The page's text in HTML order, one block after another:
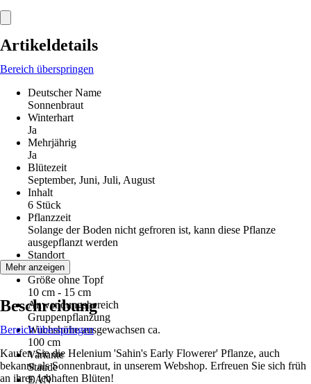
Artikeldetails
Bereich überspringen
Deutscher Name
Sonnenbraut
Winterhart
Ja
Mehrjährig
Ja
Blütezeit
September, Juni, Juli, August
Inhalt
6 Stück
Pflanzzeit
Solange der Boden nicht gefroren ist, kann diese Pflanze
ausgepflanzt werden
Standort
Sonne
Größe ohne Topf
10 cm - 15 cm
Anwendungsbereich
Gruppenpflanzung
Wuchshöhe ausgewachsen ca.
100 cm
Variante
Staude
EAN
Mehr anzeigen
Beschreibung
Bereich überspringen
Kaufen Sie die Helenium 'Sahin's Early Flowerer' Pflanze, auch
bekannt als Sonnenbraut, in unserem Webshop. Erfreuen Sie sich früh
an ihren lebhaften Blüten!